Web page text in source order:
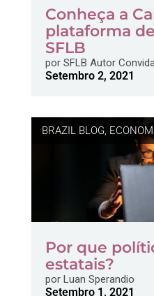
Conheça a
plataforma
SFLB
porSFLB Autor
Setembro 2, 2021
BRAZIL BLOG
Por que
estatais?
porLuan Sperandio
Setembro 1, 2021